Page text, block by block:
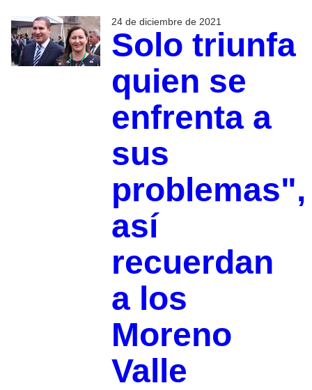
24 de diciembre de 2021
Solo triunfa
quien se
enfrenta a
sus
problemas",
así
recuerdan
a los
Moreno
Valle